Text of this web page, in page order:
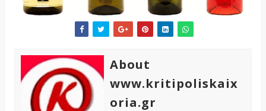
About
www.kritipoliskaix
oria.gr